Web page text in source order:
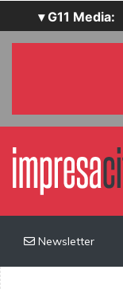
▾ G11 Media:
SecurityOpenLab
Newsletter